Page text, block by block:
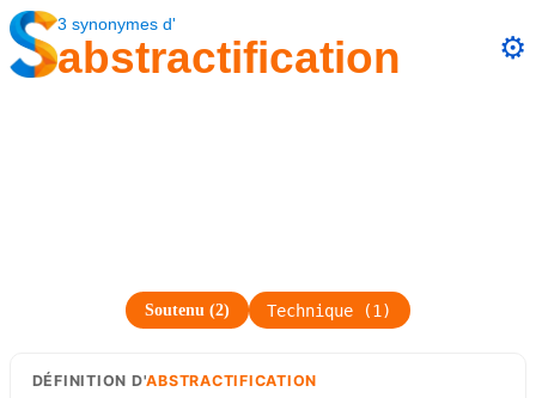
3 synonymes d'
abstractification ⚙️
Soutenu (2) Technique (1 )
DÉFINITION D'ABSTRACTIFICATION